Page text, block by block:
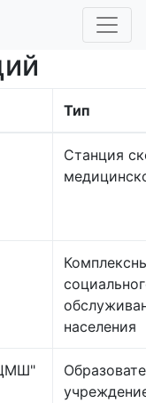
Тип
Станция
населения